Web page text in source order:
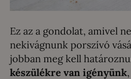
Ez az a gondolat, amivel
nekivágnunk porszívó
jobban meg kell
készülékre van igényünk